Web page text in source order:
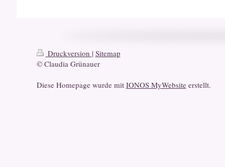
Druckversion | Sitemap
© Claudia Grünauer
Diese Homepage wurde mit IONOS MyWebsiteerstellt.